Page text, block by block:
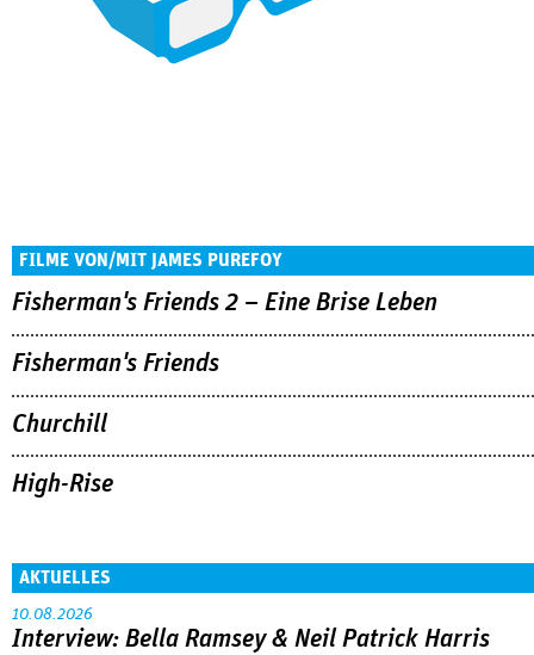
FILME VON/MIT JAMES PUREFOY
Fisherman's Friends 2 – Eine Brise Leben
Fisherman's Friends
Churchill
High-Rise
AKTUELLES
10.08.2026
Interview: Bella Ramsey & Neil Patrick Harris